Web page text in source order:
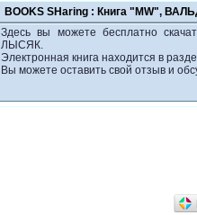
BOOKS SHaring : Книга "MW",
Здесь вы можете бесплатно
ЛЫСЯК.
Электронная книга находится в
Вы можете оставить свой отзыв и